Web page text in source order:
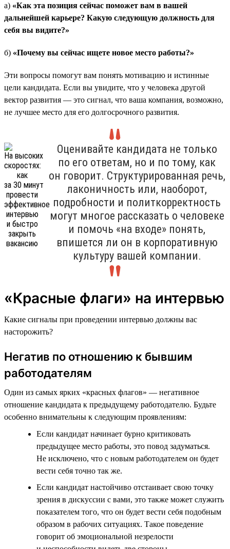
а) «Как эта позиция сейчас поможет вам в вашей
дальнейшей карьере? Какую следующую должность для
себя вы видите?»
б) «Почему вы сейчас ищете новое место работы?»
Эти вопросы помогут вам понять мотивацию и истинные
цели кандидата. Если вы увидите, что у человека другой
вектор развития — это сигнал, что ваша компания, возможно,
не лучшее место для его долгосрочного развития.
Оценивайте кандидата не только
по его ответам, но и по тому, как
он говорит. Структурированная речь,
лаконичность или, наоборот,
подробности и политкорректность
могут многое рассказать о человеке
и помочь «на входе» понять,
впишется ли он в корпоративную
культуру вашей компании.
«Красные флаги» на интервью
Какие сигналы при проведении интервью должны вас
насторожить?
Негатив по отношению к бывшим
работодателям
Один из самых ярких «красных флагов» — негативное
отношение кандидата к предыдущему работодателю. Будьте
особенно внимательны к следующим проявлениям:
Если кандидат начинает бурно критиковать
предыдущее место работы, это повод задуматься.
Не исключено, что с новым работодателем он будет
вести себя точно так же.
Если кандидат настойчиво отстаивает свою точку
зрения в дискуссии с вами, это также может служить
показателем того, что он будет вести себя подобным
образом в рабочих ситуациях. Такое поведение
говорит об эмоциональной незрелости